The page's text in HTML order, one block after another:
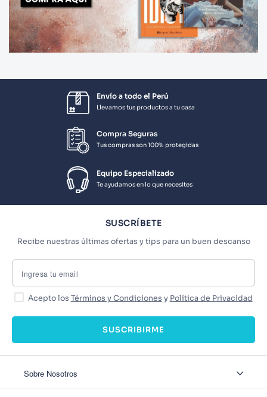
Envío a todo el Perú
Llevamos tus productos a tu casa
Compra Seguras
Tus compras son 100% protegidas
Equipo Especializado
Te ayudamos en lo que necesites
SUSCRÍBETE
Recibe nuestras últimas ofertas y tips para un buen descanso
Acepto los Términos y Condiciones y Política de Privacidad
SUSCRIBIRME
Sobre Nosotros